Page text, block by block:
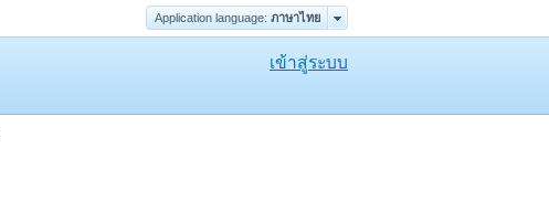
Application language: ภาษาไทย
เข้าสู่ระบบ